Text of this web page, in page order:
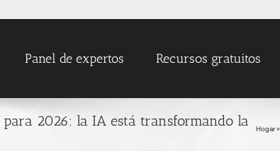
Panel de expertos Recursos gratuitos
2026: la IA está transformando la
Hogar»